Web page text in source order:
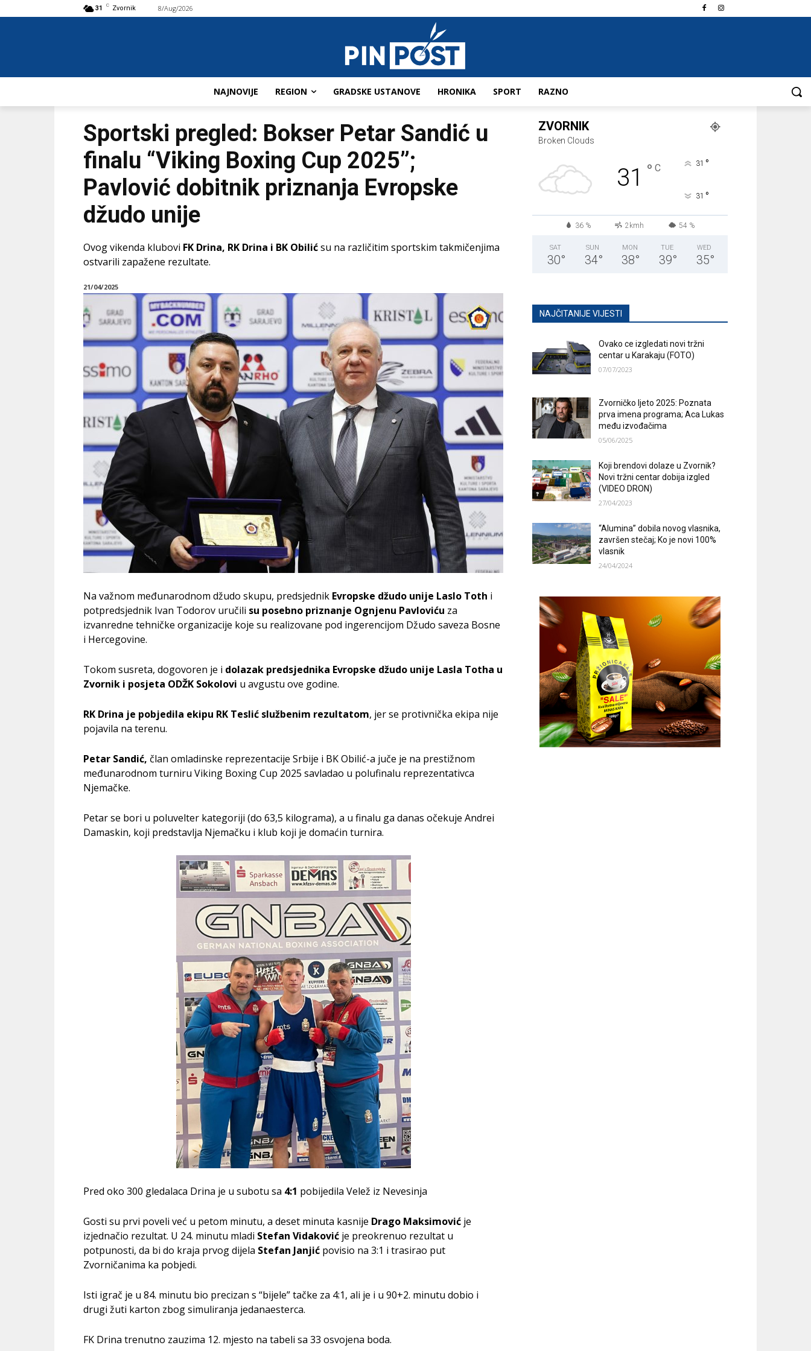
31 C Zvornik 8/Aug/2026
NAJNOVIJE REGION GRADSKE USTANOVE HRONIKA SPORT RAZNO
Sportski pregled: Bokser Petar Sandić u
finalu “Viking Boxing Cup 2025”;
Pavlović dobitnik priznanja Evropske
džudo unije
Ovog vikenda klubovi FK Drina, RK Drina i BK Obilićsu na različitim sportskim takmičenjima
ostvarili zapažene rezultate.
21/04/2025
Na važnom međunarodnom džudo skupu, predsjednik Evropske džudo unije Laslo Toth i
potpredsjednik Ivan Todorov uručili su posebno priznanje Ognjenu Pavloviću za
izvanredne tehničke organizacije koje su realizovane pod ingerencijom Džudo saveza Bosne
i Hercegovine.
Tokom susreta, dogovoren je i dolazak predsjednika Evropske džudo unije Lasla Totha u
Zvornik i posjeta ODŽK Sokolovi u avgustu ove godine.
RK Drina je pobjedila ekipu RK Teslić službenim rezultatom, jer se protivnička ekipa nije
pojavila na terenu.
Petar Sandić, član omladinske reprezentacije Srbije i BK Obilić-a juče je na prestižnom
međunarodnom turniru Viking Boxing Cup 2025 savladao u polufinalu reprezentativca
Njemačke.
Petar se bori u poluvelter kategoriji (do 63,5 kilograma), a u finalu ga danas očekuje Andrei
Damaskin, koji predstavlja Njemačku i klub koji je domaćin turnira.
Pred oko 300 gledalaca Drina je u subotu sa 4:1 pobijedila Velež iz Nevesinja
Gosti su prvi poveli već u petom minutu, a deset minuta kasnije Drago Maksimović je
izjednačio rezultat. U 24. minutu mladi Stefan Vidaković je preokrenuo rezultat u
potpunosti, da bi do kraja prvog dijela Stefan Janjić povisio na 3:1 i trasirao put
Zvorničanima ka pobjedi.
Isti igrač je u 84. minutu bio precizan s “bijele” tačke za 4:1, ali je i u 90+2. minutu dobio i
drugi žuti karton zbog simuliranja jedanaesterca.
FK Drina trenutno zauzima 12. mjesto na tabeli sa 33 osvojena boda.
ZVORNIK
Broken Clouds
31 ° C 31 °
31 °
36 % 2kmh 54 %
SAT
30°
SUN
34°
MON
38°
TUE
39°
WED
35°
NAJČITANIJE VIJESTI
Ovako ce izgledati novi tržni
centar u Karakaju (FOTO)
07/07/2023
Zvorničko ljeto 2025: Poznata
prva imena programa; Aca Lukas
među izvođačima
05/06/2025
Koji brendovi dolaze u Zvornik?
Novi tržni centar dobija izgled
(VIDEO DRON)
27/04/2023
“Alumina” dobila novog vlasnika,
završen stečaj; Ko je novi 100%
vlasnik
24/04/2024